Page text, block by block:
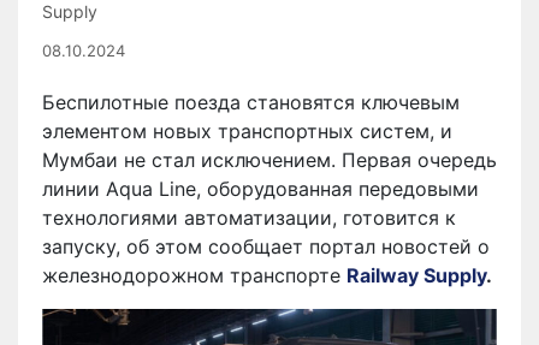
Supply
08.10.2024
Беспилотные поезда становятся ключевым
элементом новых транспортных систем, и
Мумбаи не стал исключением. Первая очередь
линии Aqua Line, оборудованная передовыми
технологиями автоматизации, готовится к
запуску, об этом сообщает портал новостей о
железнодорожном транспорте Railway Supply.